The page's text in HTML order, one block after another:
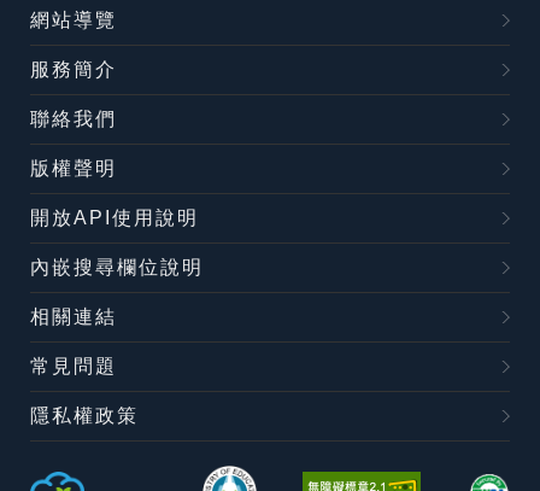
網站導覽
服務簡介
聯絡我們
版權聲明
開放API使用說明
內嵌搜尋欄位說明
相關連結
常見問題
隱私權政策